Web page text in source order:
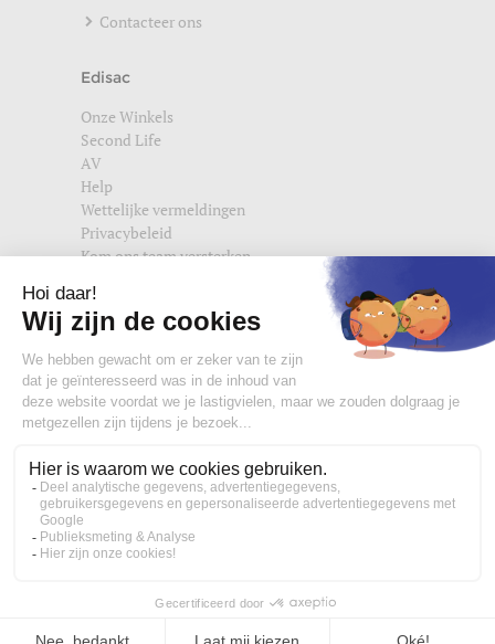
Contacteer ons
Edisac
Onze Winkels
Second Life
AV
Help
Wettelijke vermeldingen
Privacybeleid
Kom ons team versterken
Vind ons ook terug opedisac.com enedisac.nl.
Word lid van de edisac community :
Wat onze klanten denken